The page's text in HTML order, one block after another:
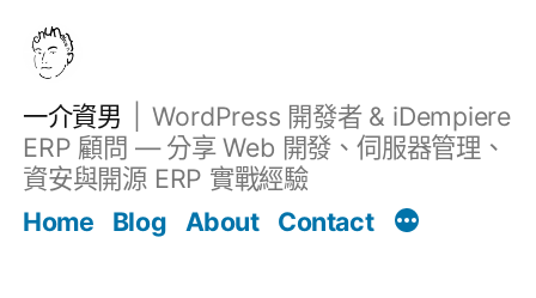
一介資男
WordPress 開發者 & iDempiere
ERP 顧問 — 分享 Web 開發、伺服器管理、
資安與開源 ERP 實戰經驗
Home
Blog About Contact
文章 Filter